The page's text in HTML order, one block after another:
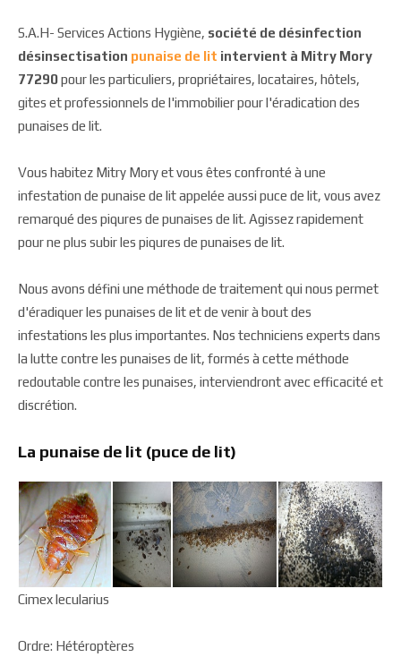
S.A.H- Services Actions Hygiène, société de désinfection
désinsectisation punaise de lit intervient à Mitry Mory
77290pour les particuliers, propriétaires, locataires, hôtels,
gites et professionnels de l'immobilier pour l'éradication des
punaises de lit.
Vous habitez Mitry Mory et vous êtes confronté à une
infestation de punaise de lit appelée aussi puce de lit, vous avez
remarqué des piqures de punaises de lit. Agissez rapidement
pour ne plus subir les piqures de punaises de lit.
Nous avons défini une méthode de traitement qui nous permet
d'éradiquer les punaises de lit et de venir à bout des
infestations les plus importantes. Nos techniciens experts dans
la lutte contre les punaises de lit, formés à cette méthode
redoutable contre les punaises, interviendront avec efficacité et
discrétion.
La punaise de lit (puce de lit)
Cimex lecularius
Ordre: Hétéroptères